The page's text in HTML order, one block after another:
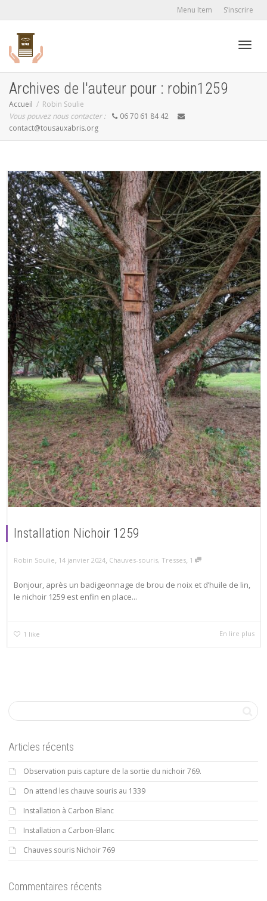
Menu Item S’inscrire
Archives de l'auteur pour : robin1259
Accueil
Robin Soulie
Vous pouvez nous contacter :
06 70 61 84 42
contact@tousauxabris.org
Installation Nichoir 1259
Robin Soulie, 14 janvier 2024, Chauves-souris, Tresses, 1
Bonjour, après un badigeonnage de brou de noix et d’huile de lin,
le nichoir 1259 est enfin en place...
1 like En lire plus
Articles récents
Observation puis capture de la sortie du nichoir 769.
On attend les chauve souris au 1339
Installation à Carbon Blanc
Installation a Carbon-Blanc
Chauves souris Nichoir 769
Commentaires récents